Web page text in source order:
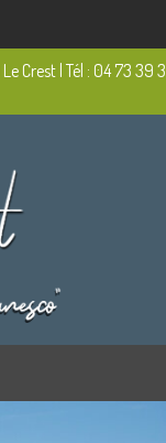
Crest | Tél : 04 73 39